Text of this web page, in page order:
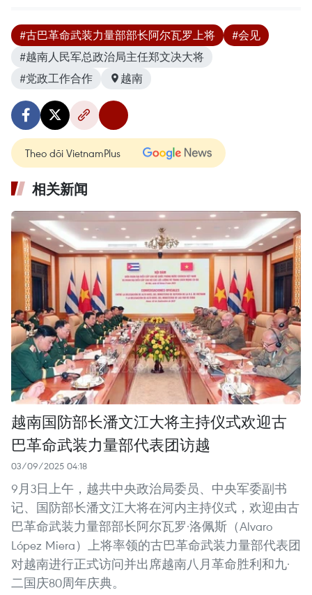
#古巴革命武装力量部部长阿尔瓦罗上将
#会见
#越南人民军总政治局主任郑文决大将
#党政工作合作
越南
Theo dõi VietnamPlus
相关新闻
越南国防部长潘文江大将主持仪式欢迎古
巴革命武装力量部代表团访越
03/09/2025 04:18
9月3日上午，越共中央政治局委员、中央军委副书
记、国防部长潘文江大将在河内主持仪式，欢迎由古
巴革命武装力量部部长阿尔瓦罗·洛佩斯（Alvaro
López Miera）上将率领的古巴革命武装力量部代表团
对越南进行正式访问并出席越南八月革命胜利和九·
二国庆80周年庆典。